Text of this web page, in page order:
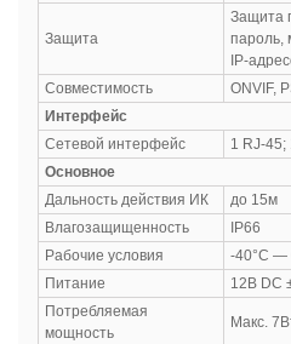
Защита
Защита
пароль,
IP-
Совместимость
ONVIF,
Интерфейс
Сетевой интерфейс
1 RJ-45;
Основное
Дальность действия ИК
до 15м
Влагозащищенность
IP66
Рабочие условия
-40°С —
Питание
12В DC
Потребляемая
мощность
Макс.